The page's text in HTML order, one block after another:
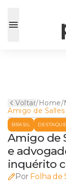
Voltar/Home/
Amigo de
ouvidor e
investigados
contra o
BRASIL
Amigo de
e
inquérito
Por Folha de